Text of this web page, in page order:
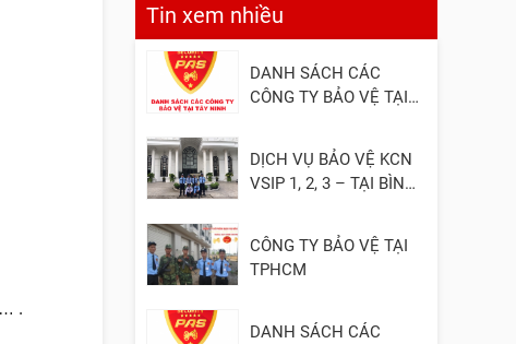
.
Tin xem nhiều
DANH SÁCH CÁC
CÔNG TY BẢO VỆ TẠI
DỊCH VỤ BẢO VỆ KCN
VSIP 1, 2, 3 – TẠI BÌNH
CÔNG TY BẢO VỆ TẠI
TPHCM
DANH SÁCH CÁC